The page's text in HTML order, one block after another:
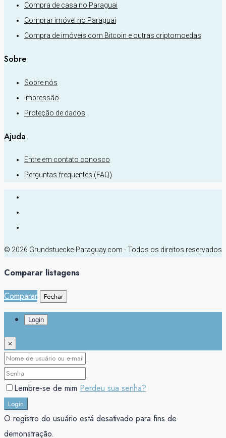
Compra de casa no Paraguai
Comprar imóvel no Paraguai
Compra de imóveis com Bitcoin e outras criptomoedas
Sobre
Sobre nós
Impressão
Proteção de dados
Ajuda
Entre em contato conosco
Perguntas frequentes (FAQ)
© 2026 Grundstuecke-Paraguay.com - Todos os direitos reservados
Comparar listagens
Comparar
Fechar
Login
×
Lembre-se de mim Perdeu sua senha?
Login
O registro do usuário está desativado para fins de
demonstração.